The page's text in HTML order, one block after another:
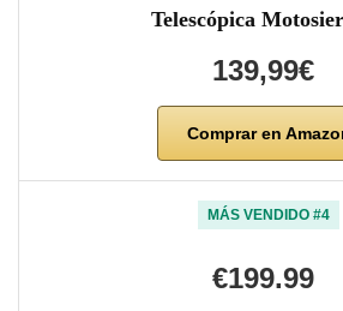
Telescópica
139,99€
Comprar en
MÁS VENDIDO #4
€199.99